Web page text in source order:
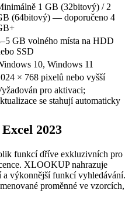
1 GB (32bitový) / 2
(64bitový) — doporučeno 4
GB volného místa na HDD
SSD
10, Windows 11
× 768 pixelů nebo vyšší
pro aktivaci;
se stahují automaticky
2023
funkcí dříve exkluzivních pro
XLOOKUP nahrazuje
výkonnější funkcí vyhledávání.
proměnné ve vzorcích,